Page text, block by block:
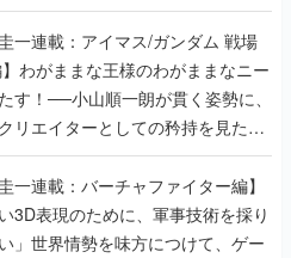
一連載：アイマス/ガンダム 戦場
わがままな王様のわがままなニー
す！──小山順一朗が貫く姿勢に、
リエイターとしての矜持を見た
いたり最終回】
一連載：バーチャファイター編】
い3D表現のために、軍事技術を採り
」世界情勢を味方につけて、ゲー